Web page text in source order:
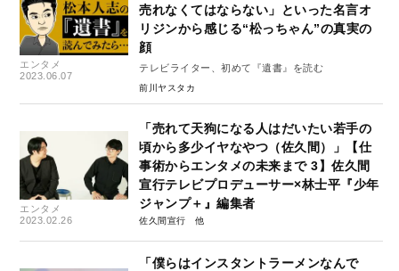
エンタメ
2023.06.07
売れなくてはならない」といった名言オ
リジンから感じる“松っちゃん”の真実の
顔
テレビライター、初めて『遺書』を読む
前川ヤスタカ
エンタメ
2023.02.26
「売れて天狗になる人はだいたい若手の
頃から多少イヤなやつ（佐久間）」【仕
事術からエンタメの未来まで 3】佐久間
宣行テレビプロデューサー×林士平『少年
ジャンプ＋』編集者
佐久間宣行
「僕らはインスタントラーメンなんで